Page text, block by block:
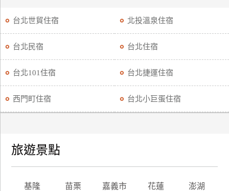
台北世貿住宿 北投溫泉住宿
台北民宿 台北住宿
台北101住宿 台北捷運住宿
西門町住宿 台北小巨蛋住宿
旅遊景點
基隆 苗栗 嘉義市 花蓮 澎湖